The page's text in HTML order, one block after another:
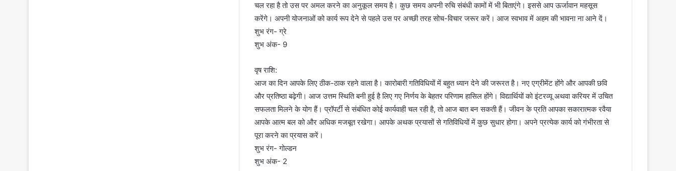
चल रहा है तो उस पर अमल करने का अनुकूल समय है। कुछ समय अपनी रुचि संबंधी कामों में भी बिताएंगे। इससे आप ऊर्जावान महसूस
करेंगे। अपनी योजनाओं को कार्य रूप देने से पहले उस पर अच्छी तरह सोच-विचार जरूर करें। आज स्वभाव में अहम की भावना ना आने दें।
शुभ रंग- ग्रे
शुभ अंक- 9
वृष राशि:
आज का दिन आपके लिए ठीक-ठाक रहने वाला है। कारोबारी गतिविधियों में बहुत ध्यान देने की जरूरत है। नए एग्रीमेंट होंगे और आपकी छवि
और प्रतिष्ठा बढ़ेगी। आज उत्तम स्थिति बनी हुई है लिए गए निर्णय के बेहतर परिणाम हासिल होंगे। विद्यार्थियों को इंटरव्यू अथवा करियर में उचित
सफलता मिलने के योग हैं। प्रॉपर्टी से संबंधित कोई कार्यवाही चल रही है, तो आज बात बन सकती हैं। जीवन के प्रति आपका सकारात्मक रवैया
आपके आत्म बल को और अधिक मजबूत रखेगा। आपके अथक प्रयासों से गतिविधियों में कुछ सुधार होगा। अपने प्रत्येक कार्य को गंभीरता से
पूरा करने का प्रयास करें।
शुभ रंग- गोल्डन
शुभ अंक- 2